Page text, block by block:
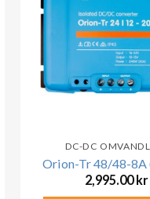
DC-DC
Orion-Tr 48/48-8A
2,995.00 kr